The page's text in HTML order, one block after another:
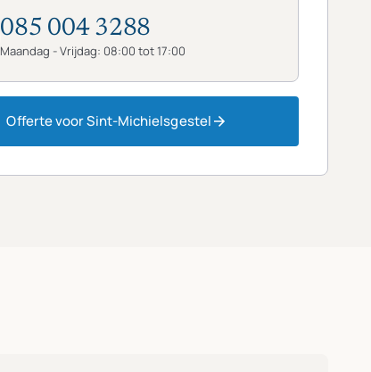
085 004 3288
Maandag - Vrijdag: 08:00 tot 17:00
Offerte voor Sint-Michielsgestel